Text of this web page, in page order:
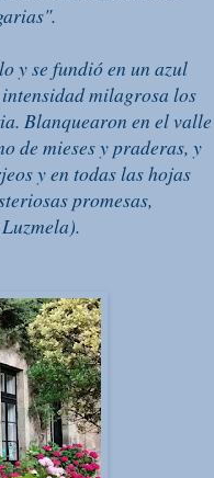
y se fundió en un azul
milagrosa los
Blanquearon en el valle
de mieses y praderas, y
y en todas las hojas
promesas,